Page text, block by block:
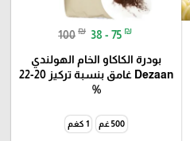
100 ₪ 38 - 75 ₪
بودرة الكاكاو الخام الهولندي
Dezaan غامق بنسبة تركيز 20-22
%
500 غم 1 كغم